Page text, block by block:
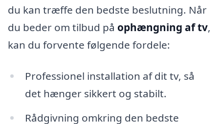
du kan træffe den bedste beslutning. Når
du beder om tilbud på ophængning af tv,
kan du forvente følgende fordele:
Professionel installation af dit tv, så
det hænger sikkert og stabilt.
Rådgivning omkring den bedste